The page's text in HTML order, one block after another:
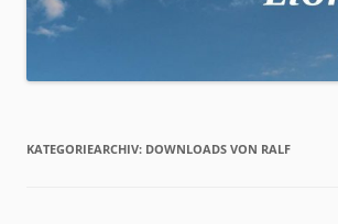
KATEGORIEARCHIV: DOWNLOADS VON RALF